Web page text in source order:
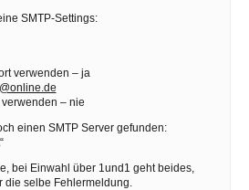
SMTP-Settings:
verwenden – ja
– nie
einen SMTP Server gefunden:
bei Einwahl über 1und1 geht beides,
selbe Fehlermeldung.